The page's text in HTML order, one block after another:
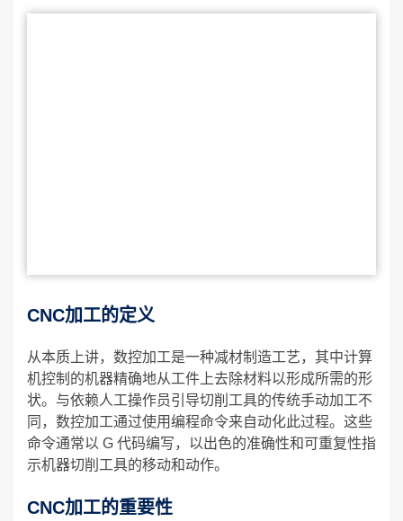
CNC加工的定义
从本质上讲，数控加工是一种减材制造工艺，其中计算
机控制的机器精确地从工件上去除材料以形成所需的形
状。与依赖人工操作员引导切削工具的传统手动加工不
同，数控加工通过使用编程命令来自动化此过程。这些
命令通常以 G 代码编写，以出色的准确性和可重复性指
示机器切削工具的移动和动作。
CNC加工的重要性